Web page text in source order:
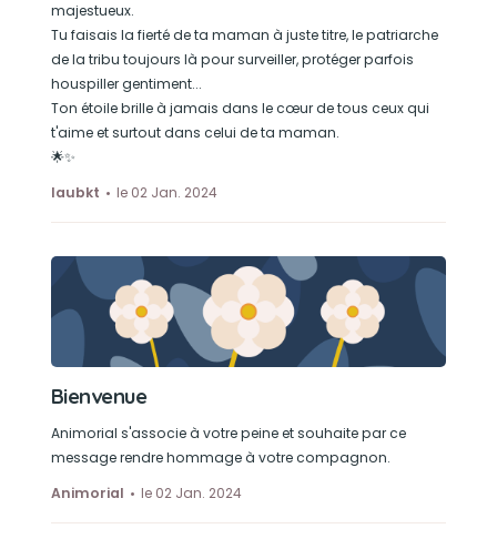
majestueux.
Tu faisais la fierté de ta maman à juste titre, le patriarche
de la tribu toujours là pour surveiller, protéger parfois
houspiller gentiment...
Ton étoile brille à jamais dans le cœur de tous ceux qui
t'aime et surtout dans celui de ta maman.
🌟✨️
laubkt
le 02 Jan. 2024
Bienvenue
Animorial s'associe à votre peine et souhaite par ce
message rendre hommage à votre compagnon.
Animorial
le 02 Jan. 2024